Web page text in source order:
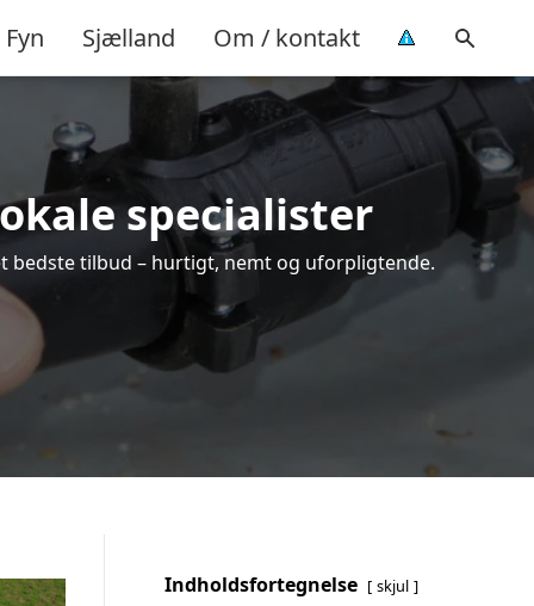
Fyn Sjælland Om / kontakt
specialister
tilbud – hurtigt, nemt og uforpligtende.
Indholdsfortegnelse skjul